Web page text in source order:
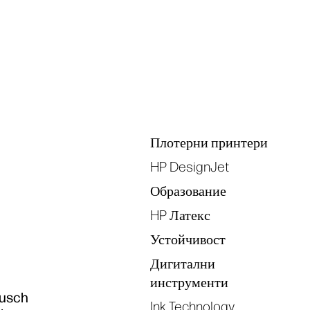
Плотерни принтери
HP DesignJet
Образование
HP Латекс
Устойчивост
Дигитални
инструменти
Ink Technology